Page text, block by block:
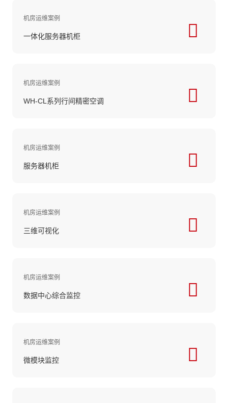
机房运维案例
一体化服务器机柜
机房运维案例
WH-CL系列行间精密空调
机房运维案例
服务器机柜
机房运维案例
三维可视化
机房运维案例
数据中心综合监控
机房运维案例
微模块监控